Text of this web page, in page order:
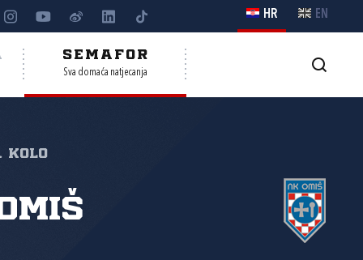
HR EN
SEMAFOR
Sva domaća natjecanja
kolo